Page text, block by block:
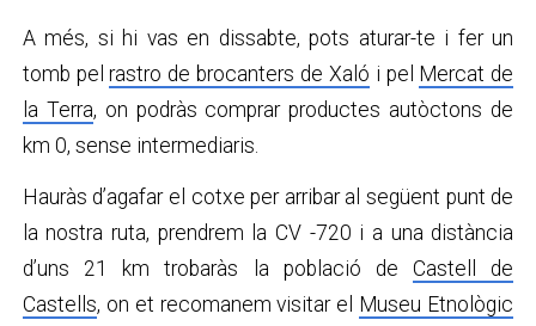
A més, si hi vas en dissabte, pots aturar-te i fer un
tomb pelrastro de brocanters de Xaló i pel Mercat de
la Terra, on podràs comprar productes autòctons de
km 0, sense intermediaris.
Hauràs d’agafar el cotxe per arribar al següent punt de
la nostra ruta, prendrem la CV -720 i a una distància
d’uns 21 km trobaràs la població deCastell de
Castells, on et recomanem visitar el Museu Etnològic